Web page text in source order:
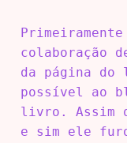
colaboração
da página do
possível ao
livro. Assim
e sim ele